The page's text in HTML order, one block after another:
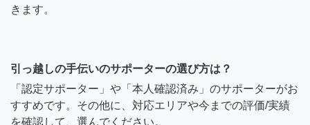
きます。
引っ越しの手伝いのサポーターの選び方は？
「認定サポーター」や「本人確認済み」のサポーターがお
すすめです。その他に、対応エリアや今までの評価/実績
を確認して、選んでください。